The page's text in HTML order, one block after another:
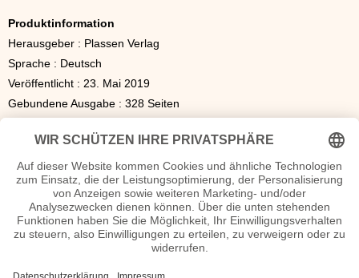
Produktinformation
Herausgeber : Plassen Verlag
Sprache : Deutsch
Veröffentlicht : 23. Mai 2019
Gebundene Ausgabe : 328 Seiten
Originaltitel : Insane Mode (Hamish McKenzie)
Seiten Elon Musk , Steckbrief etc.